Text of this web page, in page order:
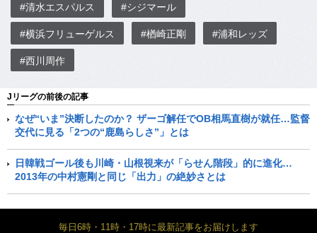
#清水エスパルス #シジマール
#横浜フリューゲルス #楢崎正剛 #浦和レッズ
#西川周作
Jリーグの前後の記事
なぜ“いま”決断したのか？ ザーゴ解任でOB相馬直樹が就任…監督
交代に見る「2つの“鹿島らしさ”」とは
日韓戦ゴール後も川崎・山根視来が「らせん階段」的に進化…
2013年の中村憲剛と同じ「出力」の絶妙さとは
毎日6時・11時・17時に最新記事をお届けします